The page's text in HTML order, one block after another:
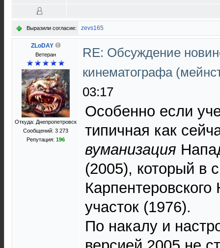
Выразили согласие: zevs165
ZLoDAY
Ветеран
Откуда: Днепропетровск
Сообщений: 3 273
Репутация: 196
RE: Обсуждение
кинематографа
03:17
Особенно если
типичная как
вуманизация
(2005), который в
участок (1976).
По накалу и